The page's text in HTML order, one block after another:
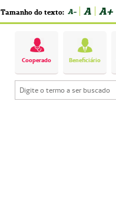
Tamanho do texto: A- A A+
Cooperado Beneficiário